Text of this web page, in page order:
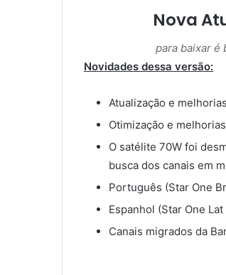
Nova
para baixar é
Novidades dessa versão:
Atualização e
Otimização e
O satélite 70W foi
busca dos canais em
Português (Star One
Espanhol (Star One
Canais migrados da